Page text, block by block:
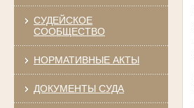
СУДЕЙСКОЕ
СООБЩЕСТВО
НОРМАТИВНЫЕ АКТЫ
ДОКУМЕНТЫ СУДА